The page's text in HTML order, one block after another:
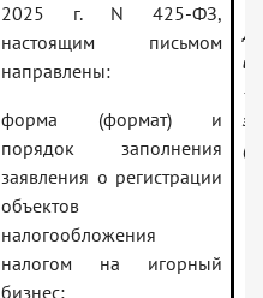
2025 г. N 425-ФЗ,
настоящим письмом
направлены:
форма (формат) и
порядок заполнения
заявления о регистрации
объектов
налогообложения
налогом на игорный
бизнес;
—